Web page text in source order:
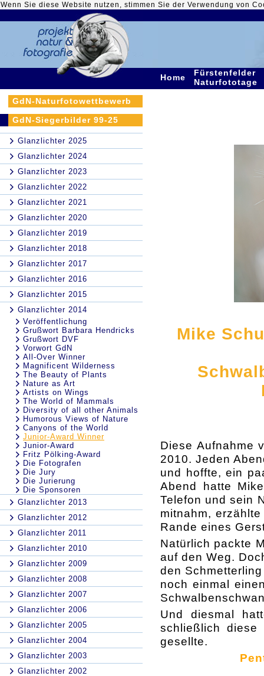
Wenn Sie diese Website nutzen, stimmen Sie der Verwendung von
Home
Fürstenfelder
Naturfototage
GdN-Naturfotowettbewerb
GdN-Siegerbilder 99-25
Glanzlichter 2025
Glanzlichter 2024
Glanzlichter 2023
Glanzlichter 2022
Glanzlichter 2021
Glanzlichter 2020
Glanzlichter 2019
Glanzlichter 2018
Glanzlichter 2017
Glanzlichter 2016
Glanzlichter 2015
Glanzlichter 2014
Veröffentlichung
Grußwort Barbara Hendricks
Grußwort DVF
Vorwort GdN
All-Over Winner
Magnificent Wilderness
The Beauty of Plants
Nature as Art
Artists on Wings
The World of Mammals
Diversity of all other Animals
Humorous Views of Nature
Canyons of the World
Junior-Award Winner
Junior-Award
Fritz Pölking-Award
Die Fotografen
Die Jury
Die Jurierung
Die Sponsoren
Glanzlichter 2013
Glanzlichter 2012
Glanzlichter 2011
Glanzlichter 2010
Glanzlichter 2009
Glanzlichter 2008
Glanzlichter 2007
Glanzlichter 2006
Glanzlichter 2005
Glanzlichter 2004
Glanzlichter 2003
Glanzlichter 2002
Mike
Diese Aufnahme
2010. Jeden
und hoffte, ein
Abend hatte
Telefon und sein
mitnahm,
Rande eines
Natürlich packte
auf den Weg.
den
noch einmal
Und diesmal
schließlich diese
gesellte.